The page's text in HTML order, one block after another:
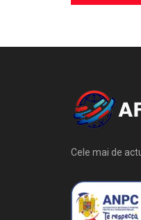
Cele mai de